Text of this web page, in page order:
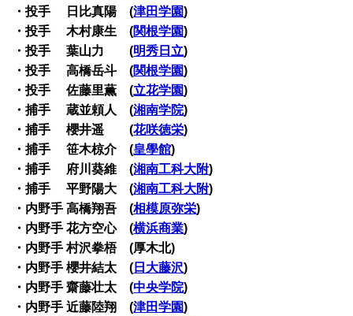
・投手 日比真陽 (津田学園)
・投手 木村康生 (関根学園)
・投手 葉山力 (明秀日立)
・投手 高橋岳斗 (関根学園)
・投手 佐藤里薫 (立花学園)
・捕手 蔵並頼人 (湘南学院)
・捕手 櫻井遥 (花咲徳栄)
・捕手 笹木椋介 (皇學館)
・捕手 府川葵維 (湘南工科大附)
・捕手 平野陽大 (湘南工科大附)
・内野手 高橋翔吾 (相模原弥栄)
・内野手 花方空心 (横浜商業)
・内野手 村沢拳梧 (厚木北)
・内野手 櫻井結太 ( 日大藤沢)
・内野手 齋藤壮太 (中央学院)
・内野手 近藤陸翔 (津田学園)